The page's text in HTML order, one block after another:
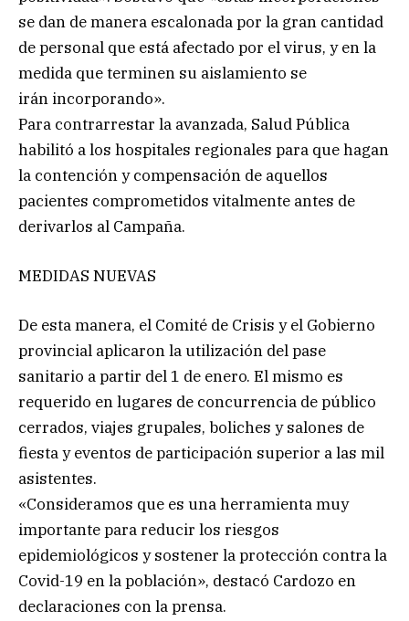
se dan de manera escalonada por la gran cantidad
de personal que está afectado por el virus, y en la
medida que terminen su aislamiento se
irán incorporando».
Para contrarrestar la avanzada, Salud Pública
habilitó a los hospitales regionales para que hagan
la contención y compensación de aquellos
pacientes comprometidos vitalmente antes de
derivarlos al Campaña.
MEDIDAS NUEVAS
De esta manera, el Comité de Crisis y el Gobierno
provincial aplicaron la utilización del pase
sanitario a partir del 1 de enero. El mismo es
requerido en lugares de concurrencia de público
cerrados, viajes grupales, boliches y salones de
fiesta y eventos de participación superior a las mil
asistentes.
«Consideramos que es una herramienta muy
importante para reducir los riesgos
epidemiológicos y sostener la protección contra la
Covid-19 en la población», destacó Cardozo en
declaraciones con la prensa.